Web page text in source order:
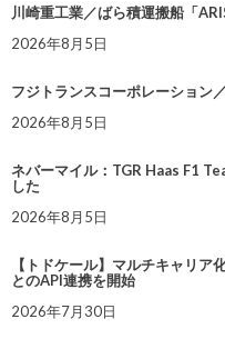
川崎重工業／ばら積運搬船「
2026年8月5日
フジトランスコーポレーション
2026年8月5日
ネバーマイル：TGR Haas F1
した
2026年8月5日
【トドケール】マルチキャリ
とのAPI連携を開始
2026年7月30日